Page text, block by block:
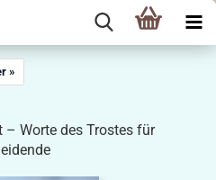
»
– Worte des Trostes für